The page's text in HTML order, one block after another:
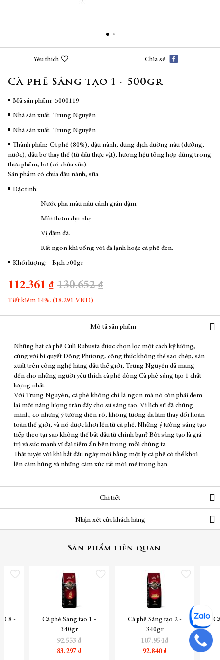
phần
đầu
thư
ảnh
Yêu thích Chia sẻ
Cà phê Sáng tạo 1 - 500gr
Mã sản phẩm 5000119
Nhà sản xuất: Trung Nguyên
Nhà sản xuất: Trung Nguyên
Thành phần: Cà phê (80%), đậu nành, dung dịch đường nâu (đường,
nước), dầu bơ thay thế (từ dầu thực vật), hương liệu tổng hợp dùng trong
thực phẩm, bơ (có chứa sữa).
Sản phẩm có chứa đậu nành, sữa.
Đặc tính:
Nước pha màu nâu cánh gián đậm.
Mùi thơm dịu nhẹ.
Vị đậm đà.
Rất ngon khi uống với đá lạnh hoặc cà phê đen.
Khối lượng: Bịch 500gr
130.652 ₫
112.361 ₫
Tiết kiệm 14%. (18.291 VND)
Mô tả sản phẩm
Những hạt cà phê Culi Rubusta được chọn lọc một cách kỹ lưỡng,
cùng với bí quyết Đông Phương, công thức không thể sao chép, sản
xuất trên công nghệ hàng đầu thế giới, Trung Nguyên đã mang
đến cho những người yêu thích cà phê dòng Cà phê sáng tạo 1 chất
lượng nhất.
Với Trung Nguyên, cà phê không chỉ là ngon mà nó còn phải đem
lại một năng lượng tràn đầy cho sự sáng tạo. Vì lịch sử đã chứng
minh, có những ý tưởng điên rồ, không tưởng đã làm thay đổi hoàn
toàn thế giới, và nó được khơi lên từ cà phê. Những ý tưởng sáng tạo
tiếp theo tại sao không thể bắt đầu từ chính bạn? Bởi sáng tạo là giá
trị và sức mạnh vĩ đại tiềm ẩn bên trong mỗi chúng ta.
Thật tuyệt vời khi bắt đầu ngày mới bằng một ly cà phê có thể khơi
lên cảm hứng và những cảm xúc rất mới mẻ trong bạn.
Chi tiết
Nhận xét của khách hàng
Sản phẩm liên quan
8 -
Thêm vào danh sách yêu thích
Cà phê Sáng tạo 1 -
340gr
92.553 ₫
83.297 ₫
Thêm vào danh sách yêu thích
Cà phê Sáng tạo 2 -
340gr
107.954 ₫
92.840 ₫
Thêm vào danh sách